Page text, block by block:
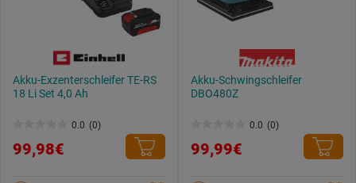
Akku-Exzenterschleifer TE-RS
18 Li Set 4,0 Ah
0.0 (0)
von
99,98€
Akku-Schwingschleifer
DBO480Z
0.0 (0)
von
99,99€